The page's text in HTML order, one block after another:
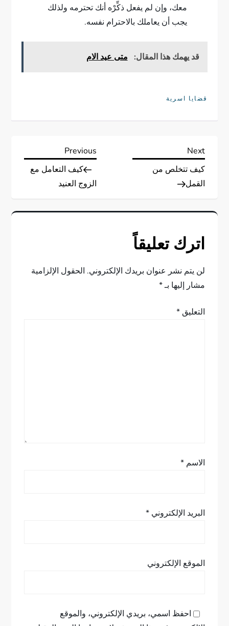
معك، وإن لم يفعل ذكِّرْه أنك تحترمه ولذلك
يجب أن يعاملك بالاحترام نفسه.
قد يهمك هذا المقال: متى عيد الام
قضايا اسرية
ت
ص
ا
ل
Previous
Post
Previous
كيف التعامل مع
الزوج العنيد
Next
Post
Next
كيف تتخلص من
القمل
اترك تعليقاً
لن يتم نشر عنوان بريدك الإلكتروني. الحقول الإلزامية
مشار إليها بـ*
التعليق*
الاسم*
البريد الإلكتروني*
الموقع الإلكتروني
احفظ اسمي، بريدي الإلكتروني، والموقع